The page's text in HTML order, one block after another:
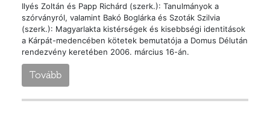
Ilyés Zoltán és Papp Richárd (szerk.): Tanulmányok a
szórványról, valamint Bakó Boglárka és Szoták Szilvia
(szerk.): Magyarlakta kistérségek és kisebbségi identitások
a Kárpát-medencében kötetek bemutatója a Domus Délután
rendezvény keretében 2006. március 16-án.
Tovább